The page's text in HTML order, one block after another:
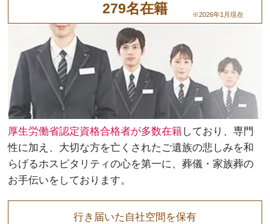
279名在籍 ※2026年1月現在
厚生労働省認定資格合格者が多数在籍しており、専門
性に加え、大切な方を亡くされたご遺族の悲しみを和
らげるホスピタリティの心を第一に、葬儀・家族葬の
お手伝いをしております。
行き届いた自社空間を保有